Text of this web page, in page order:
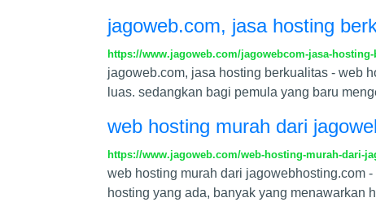
jagoweb.com, jasa hosting
https://www.jagoweb.com/jagowebcom-jasa-
jagoweb.com, jasa hosting berkualitas - web
luas. sedangkan bagi pemula yang baru
web hosting murah dari
https://www.jagoweb.com/web-hosting-murah-dari-
web hosting murah dari jagowebhosting.com
hosting yang ada, banyak yang menawarkan